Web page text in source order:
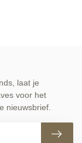
laat je
voor het
nieuwsbrief.